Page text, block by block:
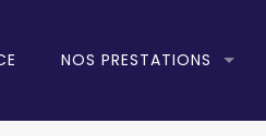
NOS PRESTATIONS